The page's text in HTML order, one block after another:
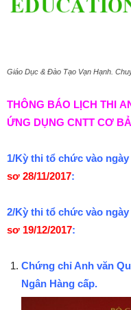
Giáo Dục & Đào Tạo Vạn Hạnh.
THÔNG BÁO LỊCH THI
ỨNG DỤNG CNTT CƠ
1/Kỳ thi tổ chức vào
sơ 28/11/2017:
2/Kỳ thi tổ chức vào
sơ 19/12/2017:
Chứng chỉ Anh văn
Ngân Hàng cấp.